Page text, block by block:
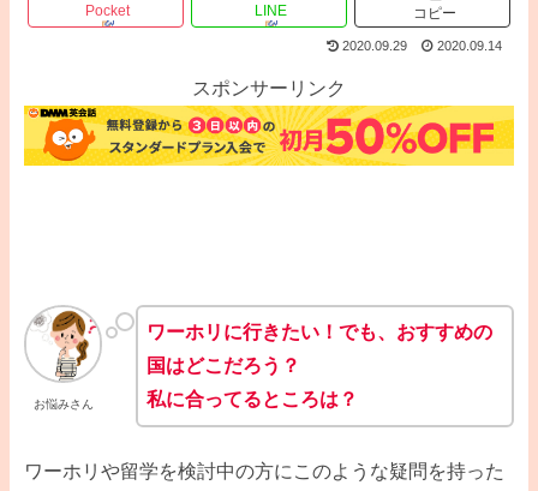
Pocket LINE コピー
2020.09.29 2020.09.14
スポンサーリンク
お悩みさん
ワーホリに行きたい！でも、おすすめの
国はどこだろう？
私に合ってるところは？
ワーホリや留学を検討中の方にこのような疑問を持った